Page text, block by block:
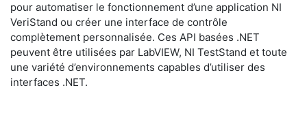
pour automatiser le fonctionnement d’une application NI
VeriStand ou créer une interface de contrôle
complètement personnalisée. Ces API basées .NET
peuvent être utilisées par LabVIEW, NI TestStand et toute
une variété d’environnements capables d’utiliser des
interfaces .NET.